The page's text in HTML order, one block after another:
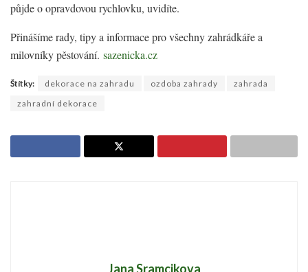
půjde o opravdovou rychlovku, uvidíte.
Přinášíme rady, tipy a informace pro všechny zahrádkáře a
milovníky pěstování. sazenicka.cz
Štítky: dekorace na zahradu ozdoba zahrady
zahrada
zahradní dekorace
Jana Sramcikova